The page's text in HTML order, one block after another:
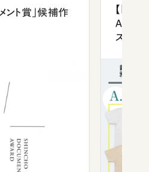
ント賞」候補作
【「新
ズプレ